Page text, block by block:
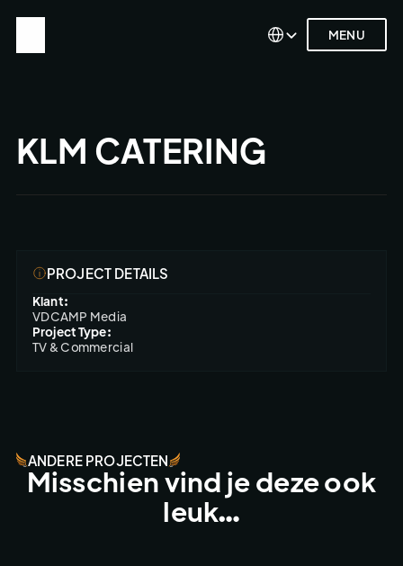
Select Language
MENU
Select Language
MENU
KLM CATERING
PROJECT DETAILS
Klant:
VDCAMP Media
Project Type:
TV & Commercial
ANDERE PROJECTEN
Misschien vind je deze ook
leuk…